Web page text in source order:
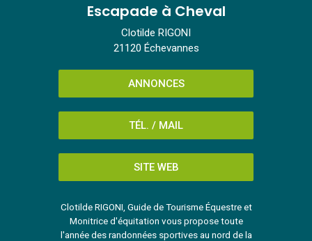
Escapade à Cheval
Clotilde RIGONI
21120 Échevannes
ANNONCES
TÉL. / MAIL
SITE WEB
Clotilde RIGONI, Guide de Tourisme Équestre et
Monitrice d'équitation vous propose toute
l'année des randonnées sportives au nord de la